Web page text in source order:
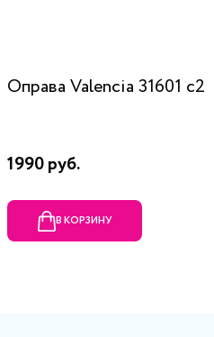
Оправа Valencia 31601 c2
1990 руб.
В КОРЗИНУ